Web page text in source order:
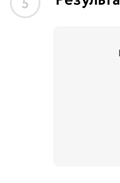
5